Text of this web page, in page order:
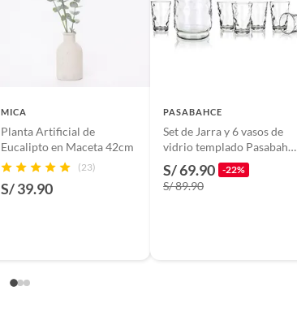
MICA
Planta Artificial de
Eucalipto en Maceta 42cm
(23)
S/ 39.90
PASABAHCE
Set de Jarra y 6 vasos de
vidrio templado Pasabahce
- Hecho en Turquía
S/ 69.90 -22%
S/ 89.90